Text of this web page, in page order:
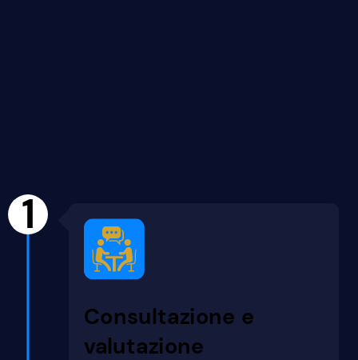
Consultazione e
valutazione
1